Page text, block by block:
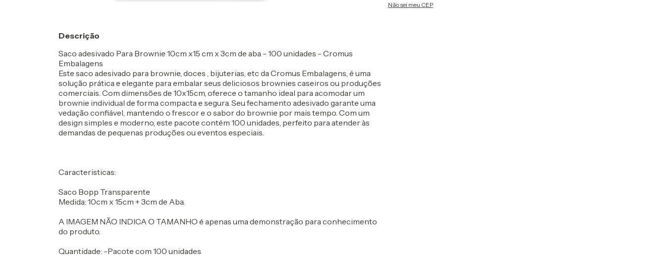
Não sei meu CEP
Descrição
Saco adesivado Para Brownie 10cm x15 cm x 3cm de aba - 100 unidades - Cromus
Embalagens
Este saco adesivado para brownie, doces , bijuterias, etc da Cromus Embalagens, é uma
solução prática e elegante para embalar seus deliciosos brownies caseiros ou produções
comerciais. Com dimensões de 10x15cm, oferece o tamanho ideal para acomodar um
brownie individual de forma compacta e segura. Seu fechamento adesivado garante uma
vedação confiável, mantendo o frescor e o sabor do brownie por mais tempo. Com um
design simples e moderno, este pacote contém 100 unidades, perfeito para atender às
demandas de pequenas produções ou eventos especiais.
Caracteristicas:
Saco Bopp Transparente
Medida: 10cm x 15cm + 3cm de Aba.
A IMAGEM NÃO INDICA O TAMANHO é apenas uma demonstração para conhecimento
do produto.
Quantidade: -Pacote com 100 unidades